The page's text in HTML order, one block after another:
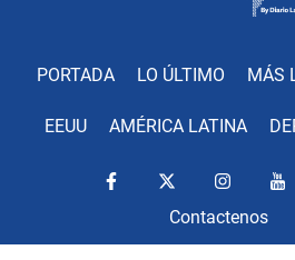
PORTADA LO ÚLTIMO MÁS
EEUU AMÉRICA LATINA
Contactenos